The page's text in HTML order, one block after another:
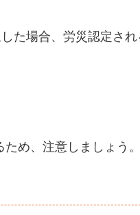
た場合、労災認定され
ため、注意しましょう